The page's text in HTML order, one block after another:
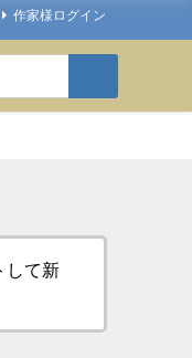
作家様ログイン
して新